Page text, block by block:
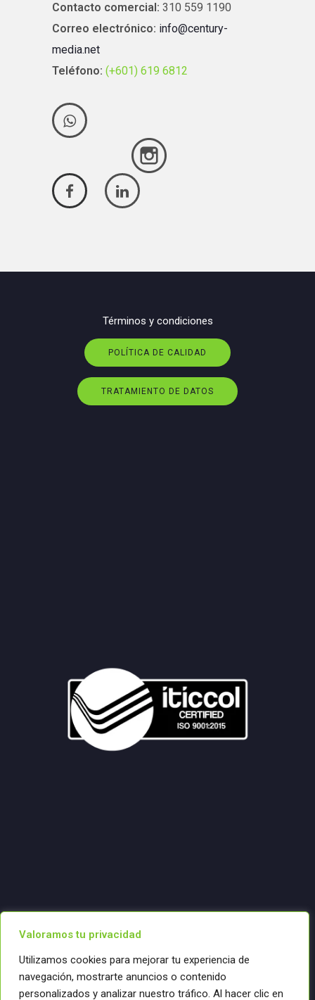
Valoramos tu privacidad
Utilizamos cookies para mejorar tu experiencia de
navegación, mostrarte anuncios o contenido
personalizados y analizar nuestro tráfico. Al hacer clic en
Contacto comercial: 310 559 1190
Correo electrónico: info@century-
media.net
Teléfono: (+601) 619 6812
Términos y condiciones
POLÍTICA DE CALIDAD
TRATAMIENTO DE DATOS